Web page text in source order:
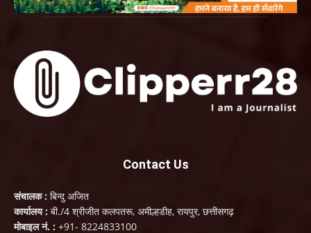
Contact Us
संचालक : बिन्दु अजित
कार्यालय : बी./4 श्रीजीत कलपतरू, अमील्हडीह, रायपुर, छत्तीसगढ़
मोबाइल नं. : +91- 8224833100